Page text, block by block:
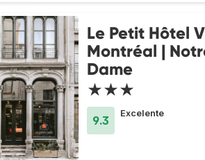
Le Petit Hôtel
Montréal |
Dame
★★★
9.3
Excelente